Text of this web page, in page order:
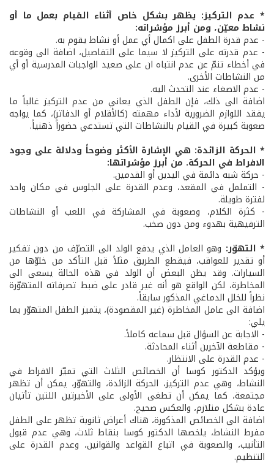
* عدم التركيز: يظهر بشكل خاص أثناء القيام بعمل ما أو
نشاط معيّن، ومن أبرز مؤشراته:
- عدم قدرة الطفل على اكمال أي عمل أو نشاط يقوم به.
- عدم قدرته على التركيز لا سيما على التفاصيل، اضافة الى وقوعه
في أخطاء تنمّ عن عدم انتباه ان على صعيد الواجبات المدرسية أو أي
من النشاطات الأخرى.
- عدم الاصغاء عند التحدث اليه.
اضافة الى ذلك، فإن الطفل الذي يعاني من عدم التركيز غالباً ما
يفقد اللوازم الضرورية لأداء مهمته (كالأقلام أو الدفاتر)، كما يواجه
صعوبة كبيرة في القيام بالنشاطات التي تستدعي حضوراً ذهنياً.
* الحركة الزائدة: هي الإشارة الأكثر وضوحاً ودلالة على وجود
الافراط في الحركة. من أبرز مؤشراتها:
- حركة شبه دائمة في اليدين أو القدمين.
- التململ في المقعد، وعدم القدرة على الجلوس في مكان واحد
لفترة طويلة.
- كثرة الكلام، وصعوبة في المشاركة في اللعب أو النشاطات
الترفيهية بهدوء ومن دون صخب.
* التهوّر: وهو العامل الذي يدفع الولد الى التصرّف من دون تفكير
أو تقدير للعواقب، فيقطع الطريق مثلاً قبل التأكد من خلوّها من
السيارات. وقد يظن البعض أن الولد في هذه الحالة يسعى الى
المخاطرة، لكن الواقع هو أنه غير قادر على ضبط تصرفاته المتهوّرة
نظراً للخلل الدماغي المذكور سابقاً.
اضافة الى عامل المخاطرة (غير المقصودة)، يتميز الطفل المتهوّر بما
يلي:
- الاجابة عن السؤال قبل سماعه كاملاً.
- مقاطعة الآخرين أثناء المحادثة.
- عدم القدرة على الانتظار.
ويؤكد الدكتور كوسا أن الخصائص الثلاث التي تميّز الافراط في
النشاط، وهي عدم التركيز، الحركة الزائدة، والتهوّر، يمكن أن تظهر
مجتمعة، كما يمكن أن تطغى الأولى على الأخيرتين اللتين تأتيان
عادة بشكل متلازم، والعكس صحيح.
اضافة الى الخصائص المذكورة، هناك أعراض ثانوية تظهر على الطفل
مفرط النشاط، يلخصها الدكتور كوسا بنقاط ثلاث، وهي عدم قبول
التأنيب، والصعوبة في اتباع القواعد والقوانين، وعدم القدرة على
التنظيم.